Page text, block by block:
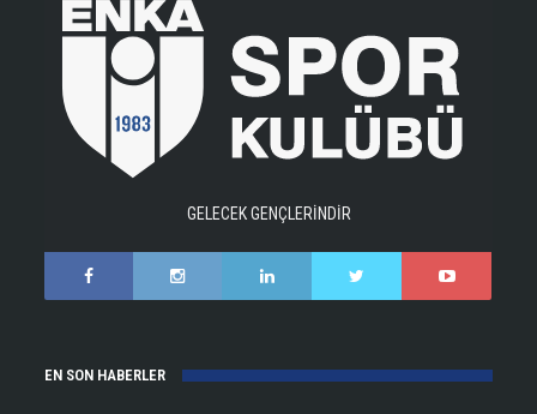
GELECEK GENÇLERİNDİR
EN SON HABERLER